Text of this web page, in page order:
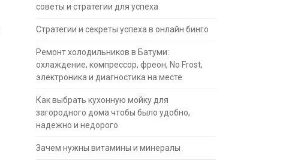
советы и стратегии для успеха
Стратегии и секреты успеха в онлайн бинго
Ремонт холодильников в Батуми:
охлаждение, компрессор, фреон, No Frost,
электроника и диагностика на месте
Как выбрать кухонную мойку для
загородного дома чтобы было удобно,
надежно и недорого
Зачем нужны витамины и минералы